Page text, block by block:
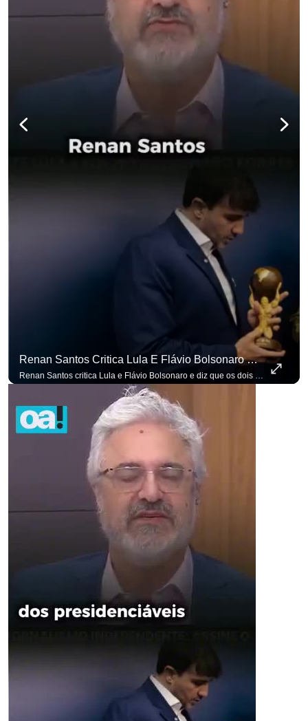
Renan Santos Critica Lula E Flávio Bolsonaro E Diz Que Os Dois São Lados Da Mesma Moeda.
Renan Santos critica Lula e Flávio Bolsonaro e diz que os dois são lados da mesma moeda. #OAntagonista Se você busca informação com credibilidade, inscreva-se agora e ative o